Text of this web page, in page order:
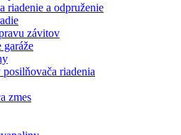
riadenie a odpruženie
závitov
garáže
riadenia
zmes